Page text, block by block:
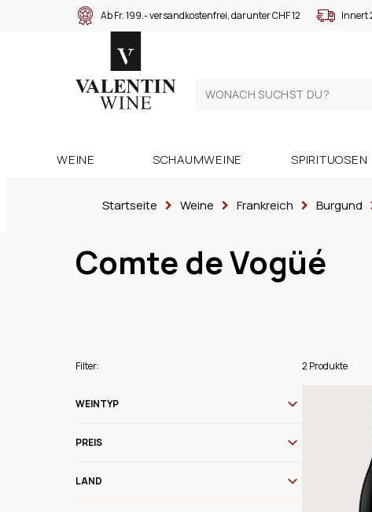
Ab Fr. 199.- versandkostenfrei, darunter CHF 12 Innert
WEINE SCHAUMWEINE SPIRITUOSEN
Startseite Weine Frankreich Burgund
Comte de Vogüé
Filter:
WEINTYP
PREIS
LAND
2 Produkte